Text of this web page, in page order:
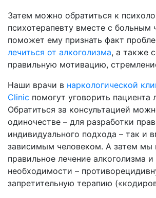
Затем можно обратиться к
психотерапевту вместе с больным
поможет ему признать факт
лечиться от алкоголизма, а также
правильную мотивацию,
Наши врачи в наркологической
Clinic помогут уговорить пациента
Обратиться за консультацией
одиночестве – для разработки
индивидуального подхода – так и
зависимым человеком. А затем мы
правильное лечение алкоголизма и
необходимости –
запретительную терапию